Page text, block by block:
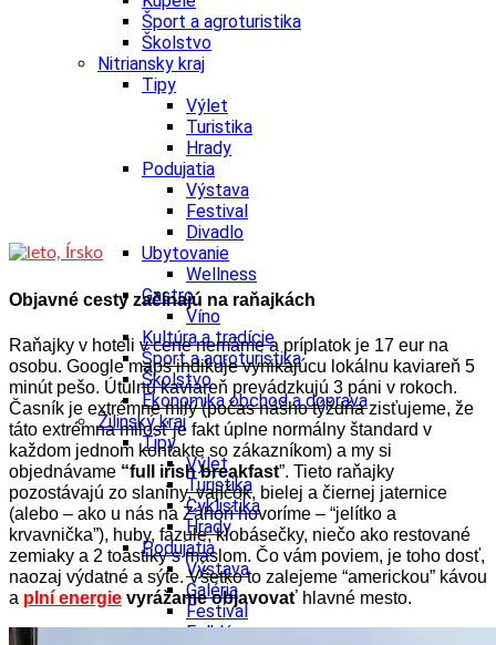
Šport a agroturistika
Školstvo
Nitriansky kraj
Tipy
Výlet
Turistika
Hrady
Podujatia
Výstava
Festival
Divadlo
Ubytovanie
Wellness
Gastro
Víno
Kultúra a tradície
Šport a agroturistika
Školstvo
Ekonomika obchod a doprava
Žilinský kraj
Tipy
Výlet
Turistika
Cyklistika
Hrady
Podujatia
Výstava
Galéria
Festival
Folklór
Objavné cesty začínajú na raňajkách
Raňajky v hoteli v cene nemáme a príplatok je 17 eur na
osobu. Google maps indikuje vynikajúcu lokálnu kaviareň 5
minút pešo. Útulnú kaviareň prevádzkujú 3 páni v rokoch.
Časník je extrémne milý (počas nášho týždňa zisťujeme, že
táto extrémna milosť je fakt úplne normálny štandard v
každom jednom kontakte so zákazníkom) a my si
objednávame “full irish breakfast”. Tieto raňajky
pozostávajú zo slaniny, vajíčok, bielej a čiernej jaternice
(alebo – ako u nás na Záhorí hovoríme – “jelítko a
krvavnička”), huby, fazule, klobásečky, niečo ako restované
zemiaky a 2 toastiky s maslom. Čo vám poviem, je toho dosť,
naozaj výdatné a sýte. Všetko to zalejeme “americkou” kávou
a plní energie vyrážame objavovať hlavné mesto.